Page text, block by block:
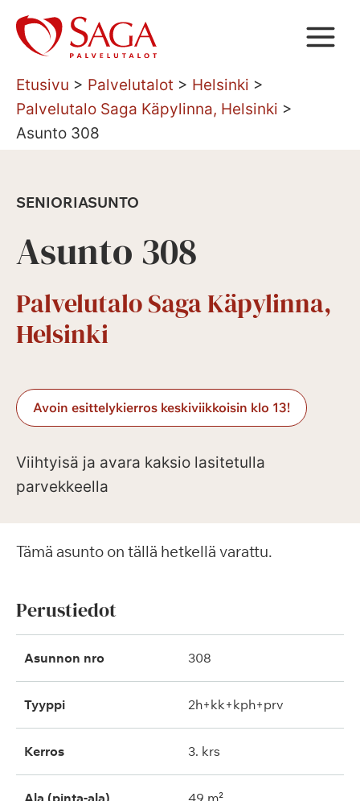
Siirry
sisältöön
Etusivu > Palvelutalot > Helsinki >
Palvelutalo Saga Käpylinna, Helsinki >
Asunto 308
SENIORIASUNTO
Asunto 308
Palvelutalo Saga Käpylinna,
Helsinki
Avoin esittelykierros keskiviikkoisin klo 13!
Viihtyisä ja avara kaksio lasitetulla
parvekkeella
Tämä asunto on tällä hetkellä varattu.
Perustiedot
Asunnon nro 308
Tyyppi 2h+kk+kph+prv
Kerros 3. krs
Ala (pinta-ala) 49 m²